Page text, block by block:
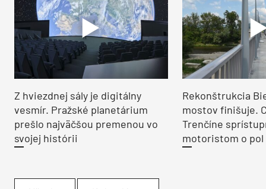
Z hviezdnej sály je digitálny
vesmír. Pražské planetárium
prešlo najväčšou premenou vo
svojej histórii
Rekonštrukcia
mostov finišuje.
Trenčíne
motoristom o pol